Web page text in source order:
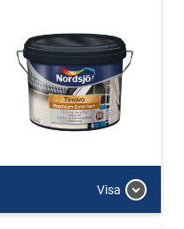
Visa